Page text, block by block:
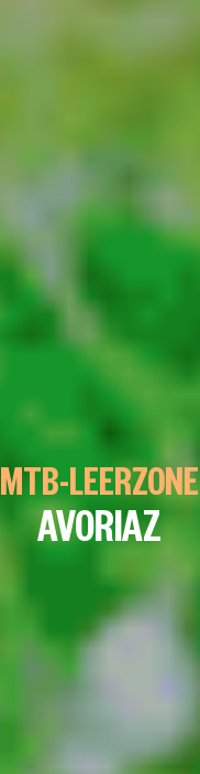
MTB-LEERZONE
AVORIAZ